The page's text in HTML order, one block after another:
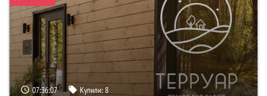
07:36:05 Купили:8